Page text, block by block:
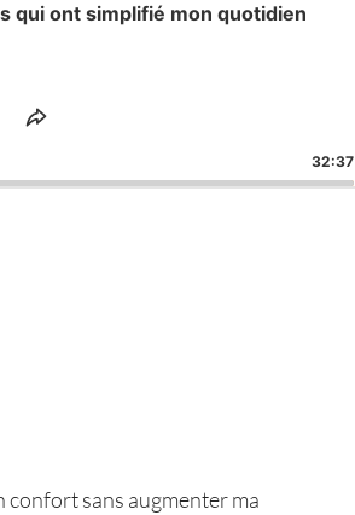
qui ont simplifié mon quotidien
SHARE
EPISODE
32:37
confort sans augmenter ma